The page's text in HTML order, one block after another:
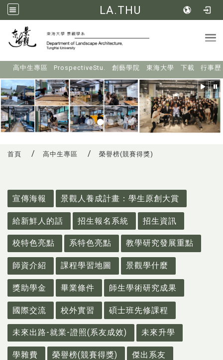
LA.THU
高中生專區 ProspectiveStu. 創藝學院 東海大學 下載 行事歷
首頁 高中生專區 榮譽榜(競賽得獎)
宣傳海報
景觀人養成計畫：學生原創大賞
給新鮮人的話 招生報名系統 招生資訊
校特色亮點 系特色亮點 教學研究發展重點
師資介紹 課程學習地圖 景觀學什麼
獎助學金 畢業條件 師生學術研究成果
國際交流 校外實習 碩士班先修課程
未來出路-就業-證照(系友成效) 未來升學
學雜費 榮譽榜(競賽得獎) 傑出系友